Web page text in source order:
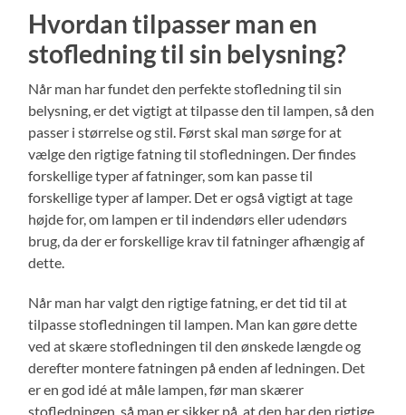
Hvordan tilpasser man en
stofledning til sin belysning?
Når man har fundet den perfekte stofledning til sin
belysning, er det vigtigt at tilpasse den til lampen, så den
passer i størrelse og stil. Først skal man sørge for at
vælge den rigtige fatning til stofledningen. Der findes
forskellige typer af fatninger, som kan passe til
forskellige typer af lamper. Det er også vigtigt at tage
højde for, om lampen er til indendørs eller udendørs
brug, da der er forskellige krav til fatninger afhængig af
dette.
Når man har valgt den rigtige fatning, er det tid til at
tilpasse stofledningen til lampen. Man kan gøre dette
ved at skære stofledningen til den ønskede længde og
derefter montere fatningen på enden af ledningen. Det
er en god idé at måle lampen, før man skærer
stofledningen, så man er sikker på, at den har den rigtige